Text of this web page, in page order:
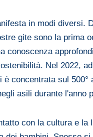
in modi diversi.
gite sono la prima
conoscenza
Nel 2022,
è concentrata sul
asili durante l'anno
con la cultura e